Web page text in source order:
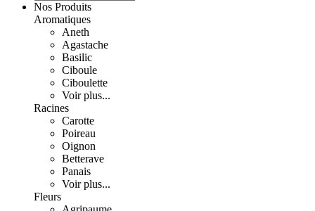
Nos Produits
Aromatiques
Aneth
Agastache
Basilic
Ciboule
Ciboulette
Voir plus...
Racines
Carotte
Poireau
Oignon
Betterave
Panais
Voir plus...
Fleurs